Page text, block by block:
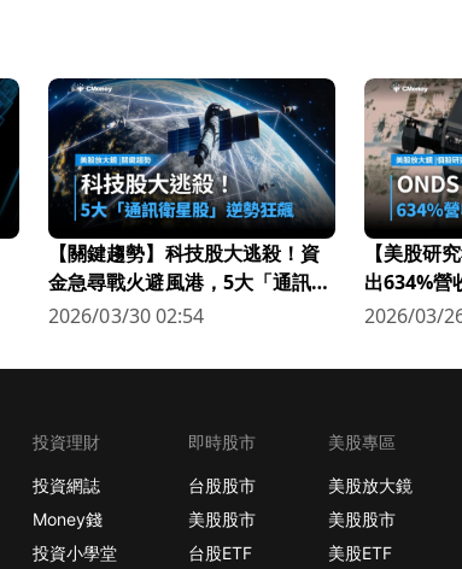
【關鍵趨勢】科技股大逃殺！資
金急尋戰火避風港，5大「通訊衛
星股」逆勢狂飆
2026/03/30 02:54
【美股研
出634%營
科技新星
2026/03/
投資理財
投資網誌
Money錢
投資小學堂
即時股市
台股股市
美股股市
台股ETF
美股專區
美股放大鏡
美股股市
美股ETF